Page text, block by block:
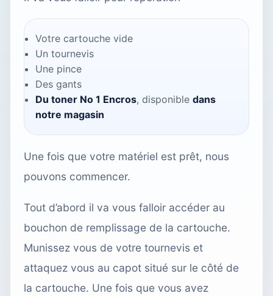
Votre cartouche vide
Un tournevis
Une pince
Des gants
Du toner No 1 Encros, disponible dans
notre magasin
Une fois que votre matériel est prêt, nous
pouvons commencer.
Tout d’abord il va vous falloir accéder au
bouchon de remplissage de la cartouche.
Munissez vous de votre tournevis et
attaquez vous au capot situé sur le côté de
la cartouche. Une fois que vous avez